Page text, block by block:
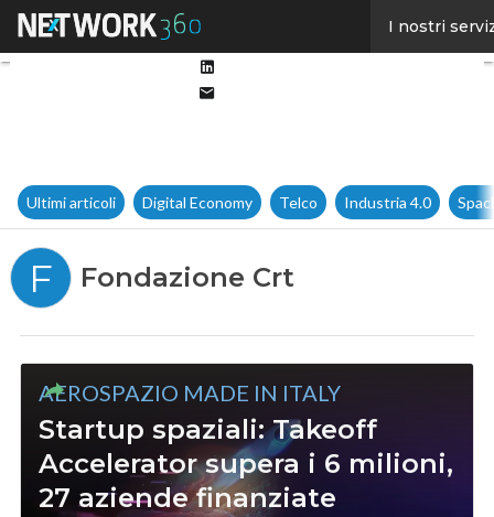
I nostri
Ultimi articoli Digital Economy Telco Industria 4.0
F Fondazione Crt
AEROSPAZIO MADE IN ITALY
Startup spaziali: Takeoff
Accelerator supera i 6 milioni,
27 aziende finanziate